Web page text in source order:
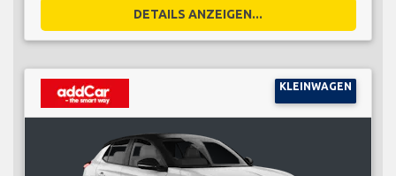
DETAILS ANZEIGEN...
KLEINWAGEN